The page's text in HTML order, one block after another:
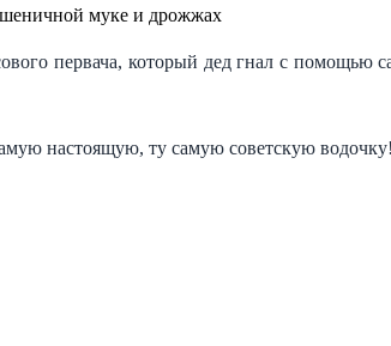
первача, который дед гнал с помощью
настоящую, ту самую советскую водочку!